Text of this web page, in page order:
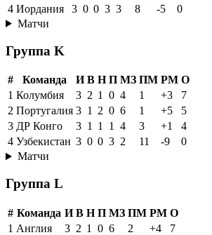
4 Иордания 3 0 0 3 3 8 -5
0
Матчи
Группа K
# Команда И В Н П МЗ ПМ РМ О
1 Колумбия 3 2 1 0 4 1 +3
7
2 Португалия 3 1 2 0 6 1 +5
5
3 ДР Конго 3 1 1 1 4 3 +1
4
4 Узбекистан 3 0 0 3 2 11 -9
0
Матчи
Группа L
# Команда И В Н П МЗ ПМ РМ О
1 Англия 3 2 1 0 6 2 +4
7